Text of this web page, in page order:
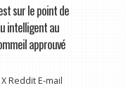
sur le point de
intelligent au
approuvé
Reddit E-mail